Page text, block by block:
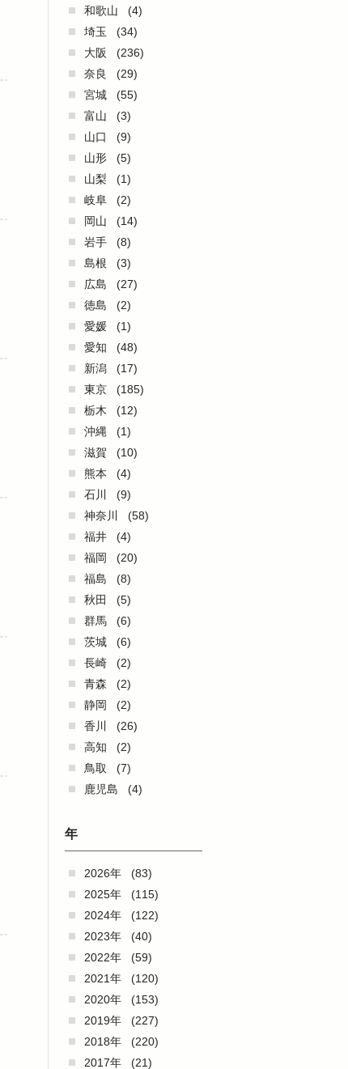
和歌山
(4)
埼玉
(34)
大阪
(236)
奈良
(29)
宮城
(55)
富山
(3)
山口
(9)
山形
(5)
山梨
(1)
岐阜
(2)
岡山
(14)
岩手
(8)
島根
(3)
広島
(27)
徳島
(2)
愛媛
(1)
愛知
(48)
新潟
(17)
東京
(185)
栃木
(12)
沖縄
(1)
滋賀
(10)
熊本
(4)
石川
(9)
神奈川
(58)
福井
(4)
福岡
(20)
福島
(8)
秋田
(5)
群馬
(6)
茨城
(6)
長崎
(2)
青森
(2)
静岡
(2)
香川
(26)
高知
(2)
鳥取
(7)
鹿児島
(4)
年
2026年
(83)
2025年
(115)
2024年
(122)
2023年
(40)
2022年
(59)
2021年
(120)
2020年
(153)
2019年
(227)
2018年
(220)
2017年
(21)